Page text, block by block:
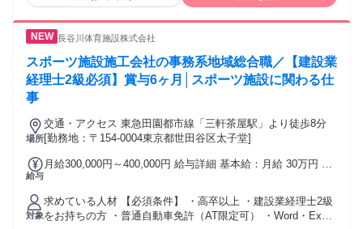
試用期間：あり 期間：3カ月 条件：本採用時と同様 試用期間
中の変更なし
長谷川体育施設株式会社
スポーツ施設施工会社の事務系地域総合職／【建設業
経理士2級必須】賞与6ヶ月│スポーツ施設に関わる仕
事
場所
交通・アクセス 東急田園都市線「三軒茶屋駅」より徒歩8分
[勤務地：〒154-0004東京都世田谷区太子堂]
給与
月給300,000円～400,000円 給与詳細 基本給：月給 30万円 〜
れる通勤・皆勤・家族手当金額：なし 全員に一律で支払われ
るその他手当金額：なし 昇給：年1回（4月） 賞与：年2回（6
月・12月）※前年度実績6.0ヶ月分 試用・研修期間：3ヵ月 試
対象
求めている人材 【必須条件】 ・高卒以上 ・建設業経理士2級
をお持ちの方 ・普通自動車免許（AT限定可） ・Word・Excel